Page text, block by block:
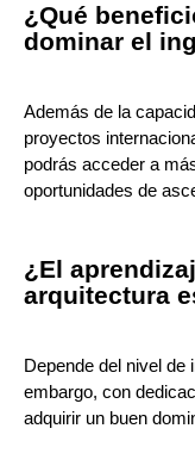
¿Qué
dominar el
Además de la
proyectos
podrás acceder a
oportunidades de
¿El
arquitectura
Depende del nivel de
embargo, con
adquirir un buen